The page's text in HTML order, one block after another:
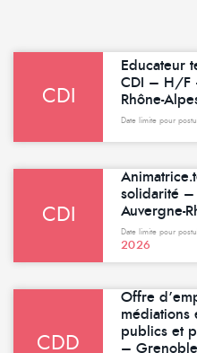
CDI
Educateur
CDI – H/F
Rhône-
Date limite pour
CDI
solidarité
Auvergne-
Date limite pour
2026
CDD
Offre
médiations
publics et
–